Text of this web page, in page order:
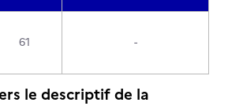
61 -
le descriptif de la